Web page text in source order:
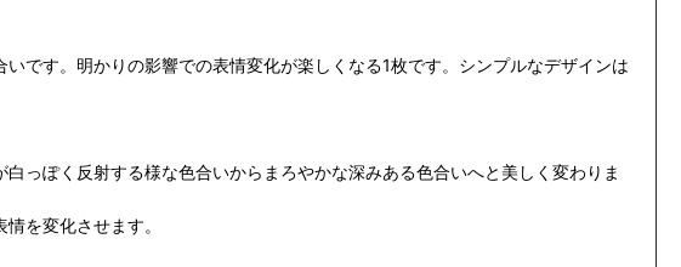
です。明かりの影響での表情変化が楽しくなる1枚です。 シンプルなデザインは
っぽく反射する様な色合いからまろやかな深みある色合いへと美しく変わりま
を変化させます。